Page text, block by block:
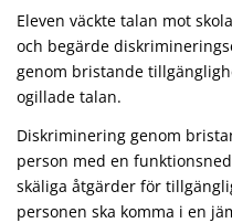
Eleven väckte talan mot
och begärde
genom bristande
ogillade talan.
Diskriminering genom
person med en
skäliga åtgärder för
personen ska komma i en